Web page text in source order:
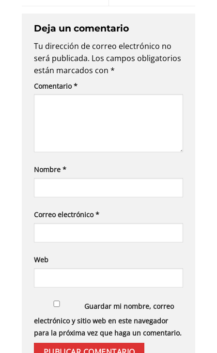
Deja un comentario
Tu dirección de correo electrónico no
será publicada. Los campos obligatorios
están marcados con *
Comentario*
Nombre *
Correo electrónico*
Web
Guardar mi nombre, correo
electrónico y sitio web en este navegador
para la próxima vez que haga un comentario.